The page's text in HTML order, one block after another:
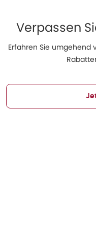
Verpassen
Erfahren Sie umgehend